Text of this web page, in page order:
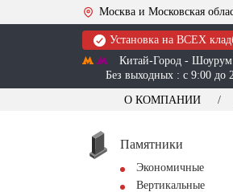
Москва и Московская
Установка на ВСЕХ
Китай-Город -
Без выходных : с 9:00 до
О КОМПАНИИ
Памятники
Экономичные
Вертикальные